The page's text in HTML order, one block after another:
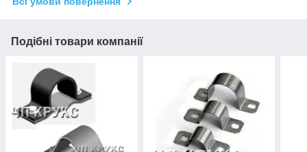
Подібні товари компанії